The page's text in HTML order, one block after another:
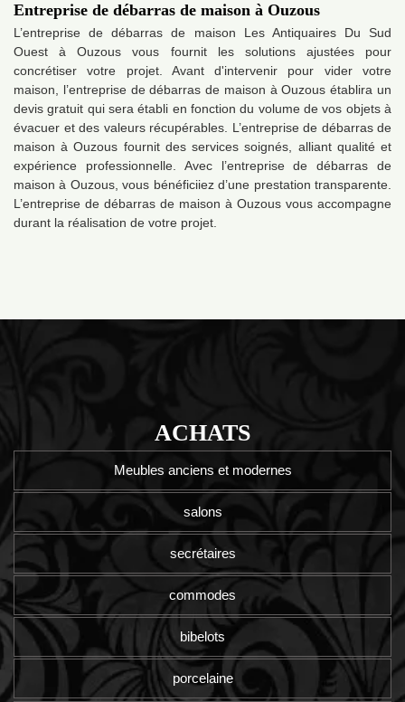
Entreprise de débarras de maison à Ouzous
L’entreprise de débarras de maison Les Antiquaires Du Sud
Ouest à Ouzous vous fournit les solutions ajustées pour
concrétiser votre projet. Avant d'intervenir pour vider votre
maison, l’entreprise de débarras de maison à Ouzous établira un
devis gratuit qui sera établi en fonction du volume de vos objets à
évacuer et des valeurs récupérables. L’entreprise de débarras de
maison à Ouzous fournit des services soignés, alliant qualité et
expérience professionnelle. Avec l’entreprise de débarras de
maison à Ouzous, vous bénéficiiez d’une prestation transparente.
L’entreprise de débarras de maison à Ouzous vous accompagne
durant la réalisation de votre projet.
ACHATS
Meubles anciens et modernes
salons
secrétaires
commodes
bibelots
porcelaine